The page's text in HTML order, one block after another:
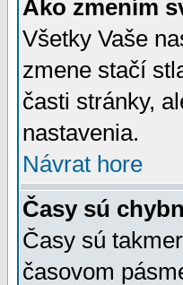
Ako zmením
Všetky Vaše
zmene stačí
časti stránky,
nastavenia.
Návrat hore
Časy sú
Časy sú
časovom